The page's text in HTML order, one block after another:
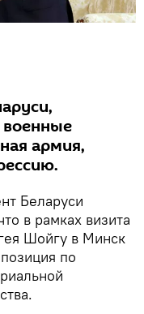
военные
армия,
Беларуси
в рамках визита
Шойгу в Минск
по